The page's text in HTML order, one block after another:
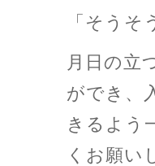
「そう
月日の立
ができ、
きるよう
くお願い